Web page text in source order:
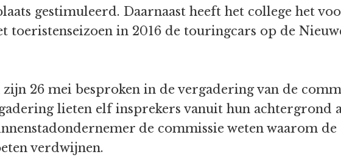
gestimuleerd. Daarnaast heeft het college het
toeristenseizoen in 2016 de touringcars op de
zijn 26 mei besproken in de vergadering van de
lieten elf insprekers vanuit hun achtergrond
de commissie weten waarom
verdwijnen.